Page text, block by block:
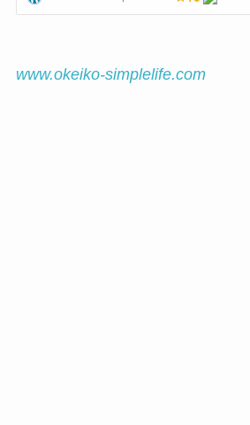
www.okeiko-simplelife.com